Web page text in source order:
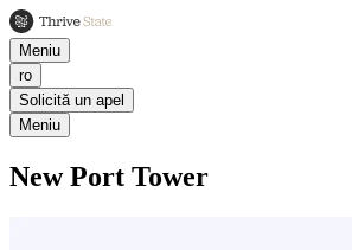
Meniu
ro
Solicită un apel
Meniu
New Port Tower